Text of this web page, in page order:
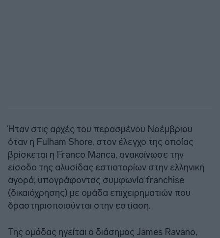
Ήταν στις αρχές του περασμένου Νοέμβριου
όταν η Fulham Shore, στον έλεγχο της οποίας
βρίσκεται η Franco Manca, ανακοίνωσε την
είσοδο της αλυσίδας εστιατορίων στην ελληνική
αγορά, υπογράφοντας συμφωνία franchise
(δικαιόχρησης) με ομάδα επιχειρηματιών που
δραστηριοποιούνται στην εστίαση.
Της ομάδας ηγείται ο διάσημος James Ravano,